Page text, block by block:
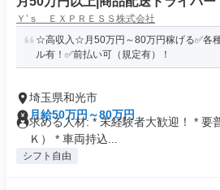
Ｙ’ｓ ＥＸＰＲＥＳＳ株式会社
☆高収入☆月50万円～80万円稼げる✅各
ル有！✅前払い可（規定有）！
埼玉県和光市
月給50万円～80万円
求める人材: * 未経験者大歓迎！ * 要
Ｋ） * 車両持込...
シフト自由